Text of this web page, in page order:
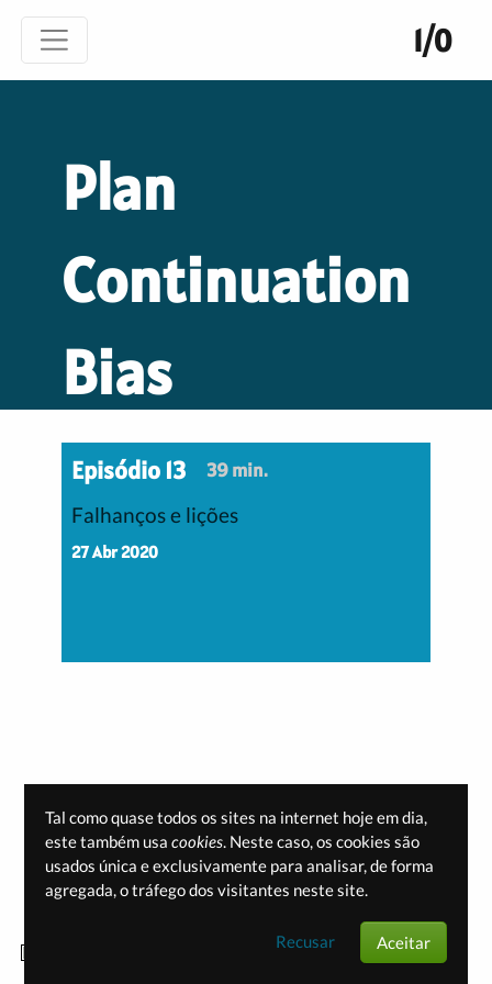
1/0
Plan
Continuation
Bias
Episódio 13
39 min.
Falhanços e lições
27 Abr 2020
Tal como quase todos os sites na internet hoje em dia,
este também usacookies. Neste caso, os cookies são
usados única e exclusivamente para analisar, de forma
agregada, o tráfego dos visitantes neste site.
Recusar Aceitar